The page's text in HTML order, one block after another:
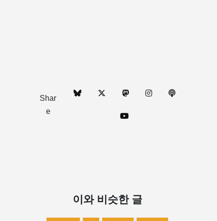
Shar
e
이와 비슷한 글